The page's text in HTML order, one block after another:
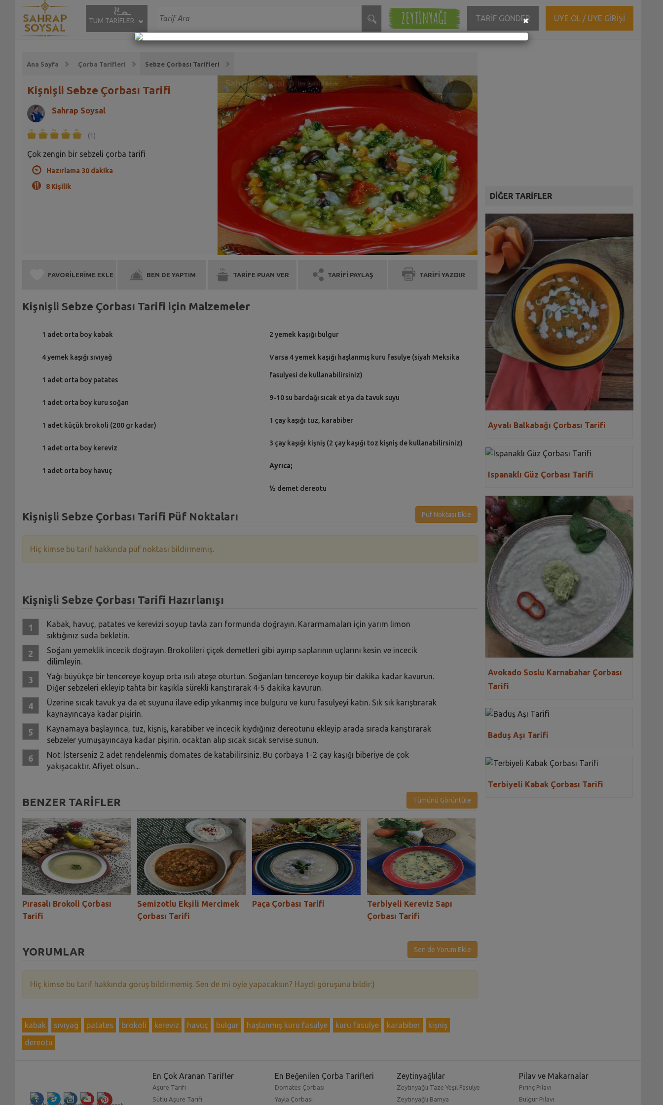
TÜM TARİFLER ZEYTİNYAĞI TARİF GÖNDER ÜYE OL / ÜYE GİRİŞİ
Ana Sayfa Çorba Tarifleri Sebze Çorbası Tarifleri
Kişnişli Sebze Çorbası Tarifi
Sahrap Soysal
(1)
Çok zengin bir sebzeli çorba tarifi
Hazırlama 30 dakika
8 Kişilik
FAVORİLERİME EKLE BEN DE YAPTIM TARİFE PUAN VER TARİFİ PAYLAŞ TARİFİ YAZDIR
Kişnişli Sebze Çorbası Tarifi için Malzemeler
1 adet orta boy kabak
4 yemek kaşığı sıvıyağ
1 adet orta boy patates
1 adet orta boy kuru soğan
1 adet küçük brokoli (200 gr kadar)
1 adet orta boy kereviz
1 adet orta boy havuç
2 yemek kaşığı bulgur
Varsa 4 yemek kaşığı haşlanmış kuru fasulye (siyah Meksika
fasulyesi de kullanabilirsiniz)
9-10 su bardağı sıcak et ya da tavuk suyu
1 çay kaşığı tuz, karabiber
3 çay kaşığı kişniş (2 çay kaşığı toz kişniş de kullanabilirsiniz)
Ayrıca;
½ demet dereotu
Kişnişli Sebze Çorbası Tarifi Püf Noktaları Püf Noktası Ekle
Hiç kimse bu tarif hakkında püf noktası bildirmemiş.
Kişnişli Sebze Çorbası Tarifi Hazırlanışı
Kabak, havuç, patates ve kerevizi soyup tavla zarı formunda doğrayın. Kararmamaları için yarım limon
sıktığınız suda bekletin.
Soğanı yemeklik incecik doğrayın. Brokolileri çiçek demetleri gibi ayırıp saplarının uçlarını kesin ve incecik
dilimleyin.
Yağı büyükçe bir tencereye koyup orta ısılı ateşe oturtun. Soğanları tencereye koyup bir dakika kadar kavurun.
Diğer sebzeleri ekleyip tahta bir kaşıkla sürekli karıştırarak 4-5 dakika kavurun.
Üzerine sıcak tavuk ya da et suyunu ilave edip yıkanmış ince bulguru ve kuru fasulyeyi katın. Sık sık karıştırarak
kaynayıncaya kadar pişirin.
Kaynamaya başlayınca, tuz, kişniş, karabiber ve incecik kıydığınız dereotunu ekleyip arada sırada karıştırarak
sebzeler yumuşayıncaya kadar pişirin. ocaktan alıp sıcak sıcak servise sunun.
Not: İsterseniz 2 adet rendelenmiş domates de katabilirsiniz. Bu çorbaya 1-2 çay kaşığı biberiye de çok
yakışacaktır. Afiyet olsun...
BENZER TARİFLER Tümünü Görüntüle
Pırasalı Brokoli Çorbası
Tarifi
Semizotlu Ekşili Mercimek
Çorbası Tarifi
Paça Çorbası Tarifi
Terbiyeli Kereviz Sapı
Çorbası Tarifi
YORUMLAR Sen de Yorum Ekle
Hiç kimse bu tarif hakkında görüş bildirmemiş. Sen de mi öyle yapacaksın? Haydi görüşünü bildir:)
kabak sıvıyağ patates brokoli kereviz havuç bulgur haşlanmış kuru fasulye kuru fasulye karabiber
kişniş
dereotu
DİĞER TARİFLER
Ayvalı Balkabağı Çorbası Tarifi
Ispanaklı Güz Çorbası Tarifi
Avokado Soslu Karnabahar Çorbası
Tarifi
Baduş Aşı Tarifi
Terbiyeli Kabak Çorbası Tarifi
En Çok Aranan Tarifler
Aşure Tarifi
Sütlü Aşure Tarifi
En Beğenilen Çorba Tarifleri
Domates Çorbası
Yayla Çorbası
Zeytinyağlılar
Zeytinyağlı Taze Yeşil Fasulye
Zeytinyağlı Bamya
Pilav ve Makarnalar
Pirinç Pilavı
Bulgur Pilavı
×Close